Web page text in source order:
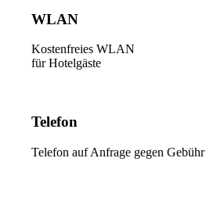
WLAN
Kostenfreies WLAN
für Hotelgäste
Telefon
Telefon auf Anfrage gegen Gebühr